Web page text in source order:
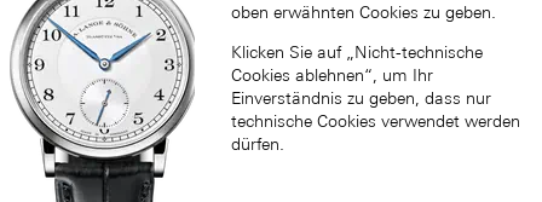
oben erwähnten Cookies zu geben.
Klicken Sie auf „Nicht-technische
Cookies ablehnen“, um Ihr
Einverständnis zu geben, dass nur
technische Cookies verwendet werden
dürfen.